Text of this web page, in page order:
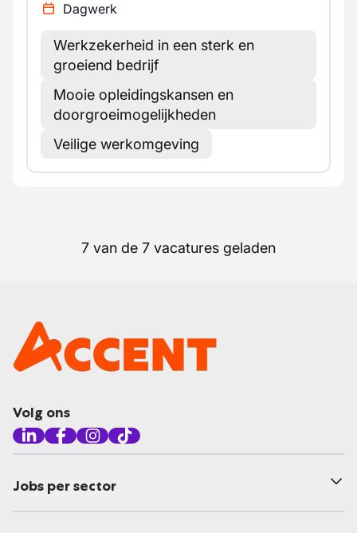
Dagwerk
Werkzekerheid in een sterk en
groeiend bedrijf
Mooie opleidingskansen en
doorgroeimogelijkheden
Veilige werkomgeving
7 van de 7 vacatures geladen
Volg ons
Jobs per sector